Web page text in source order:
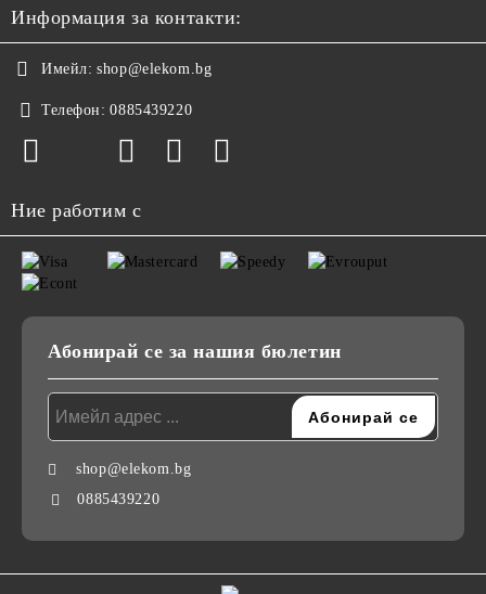
Информация за контакти:
Имейл: shop@elekom.bg
Телефон: 0885439220
Ние работим с
Абонирай се за нашия бюлетин
shop@elekom.bg
0885439220